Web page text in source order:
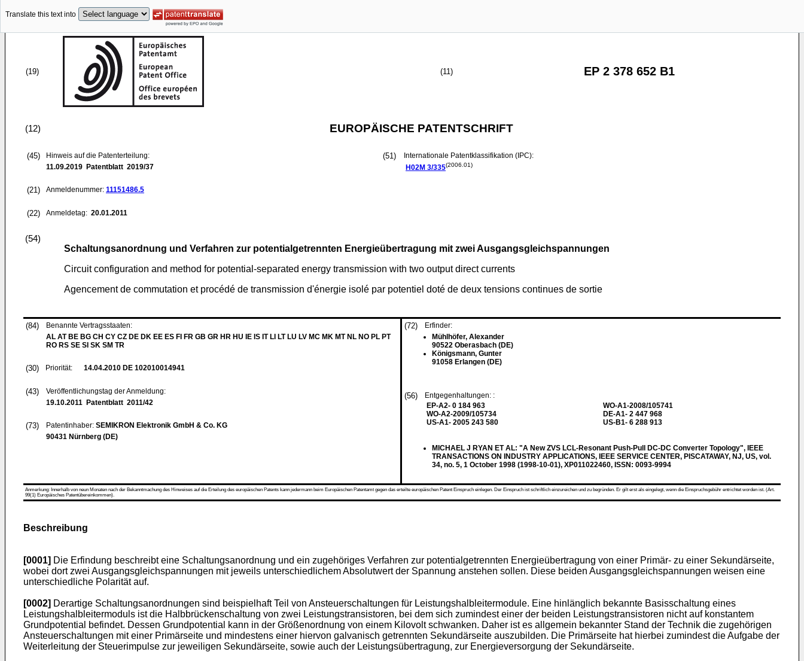
Translate this text into
(19) (11) EP 2 378 652 B1
(12) EUROPÄISCHE PATENTSCHRIFT
(45)
Hinweis auf die Patenterteilung:
11.09.2019 Patentblatt 2019/37
(21) Anmeldenummer: 11151486.5
(22) Anmeldetag: 20.01.2011
(51)
Internationale Patentklassifikation (IPC):
H02M 3/335(2006.01)
(54)
Schaltungsanordnung und Verfahren zur potentialgetrennten Energieübertragung mit zwei Ausgangsgleichspannungen
Circuit configuration and method for potential-separated energy transmission with two output direct currents
Agencement de commutation et procédé de transmission d'énergie isolé par potentiel doté de deux tensions continues de sortie
(84)
Benannte Vertragsstaaten:
AL AT BE BG CH CY CZ DE DK EE ES FI FR GB GR HR HU IE IS IT LI LT LU LV MC MK MT NL NO PL PT
RO RS SE SI SK SM TR
(30) Priorität: 14.04.2010 DE 102010014941
(43)
Veröffentlichungstag der Anmeldung:
19.10.2011 Patentblatt 2011/42
(73) Patentinhaber: SEMIKRON Elektronik GmbH & Co. KG
90431 Nürnberg (DE)
(72)
Erfinder:
Mühlhöfer, Alexander
90522 Oberasbach (DE)
Königsmann, Gunter
91058 Erlangen (DE)
(56)
Entgegenhaltungen: :
EP-A2- 0 184 963
WO-A2-2009/105734
US-A1- 2005 243 580
WO-A1-2008/105741
DE-A1- 2 447 968
US-B1- 6 288 913
MICHAEL J RYAN ET AL: "A New ZVS LCL-Resonant Push-Pull DC-DC Converter Topology", IEEE
TRANSACTIONS ON INDUSTRY APPLICATIONS, IEEE SERVICE CENTER, PISCATAWAY, NJ, US, vol.
34, no. 5, 1 October 1998 (1998-10-01), XP011022460, ISSN: 0093-9994
Anmerkung: Innerhalb von neun Monaten nach der Bekanntmachung des Hinweises auf die Erteilung des europäischen Patents kann jedermann beim Europäischen Patentamt gegen das erteilte europäischen Patent Einspruch einlegen. Der Einspruch ist schriftlich einzureichen und zu begründen. Er gilt erst als eingelegt, wenn die Einspruchsgebühr entrichtet worden ist. (Art.
99(1) Europäisches Patentübereinkommen).
Beschreibung
[0001] Die Erfindung beschreibt eine Schaltungsanordnung und ein zugehöriges Verfahren zur potentialgetrennten Energieübertragung von einer Primär- zu einer Sekundärseite,
wobei dort zwei Ausgangsgleichspannungen mit jeweils unterschiedlichem Absolutwert der Spannung anstehen sollen. Diese beiden Ausgangsgleichspannungen weisen eine
unterschiedliche Polarität auf.
[0002] Derartige Schaltungsanordnungen sind beispielhaft Teil von Ansteuerschaltungen für Leistungshalbleitermodule. Eine hinlänglich bekannte Basisschaltung eines
Leistungshalbleitermoduls ist die Halbbrückenschaltung von zwei Leistungstransistoren, bei dem sich zumindest einer der beiden Leistungstransistoren nicht auf konstantem
Grundpotential befindet. Dessen Grundpotential kann in der Größenordnung von einem Kilovolt schwanken. Daher ist es allgemein bekannter Stand der Technik die zugehörigen
Ansteuerschaltungen mit einer Primärseite und mindestens einer hiervon galvanisch getrennten Sekundärseite auszubilden. Die Primärseite hat hierbei zumindest die Aufgabe der
Weiterleitung der Steuerimpulse zur jeweiligen Sekundärseite, sowie auch der Leistungsübertragung, zur Energieversorgung der Sekundärseite.